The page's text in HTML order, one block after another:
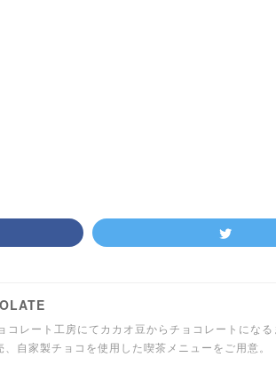
コレート工房にてカカオ豆からチョコレートにな
自家製チョコを使用した喫茶メニューをご用意。